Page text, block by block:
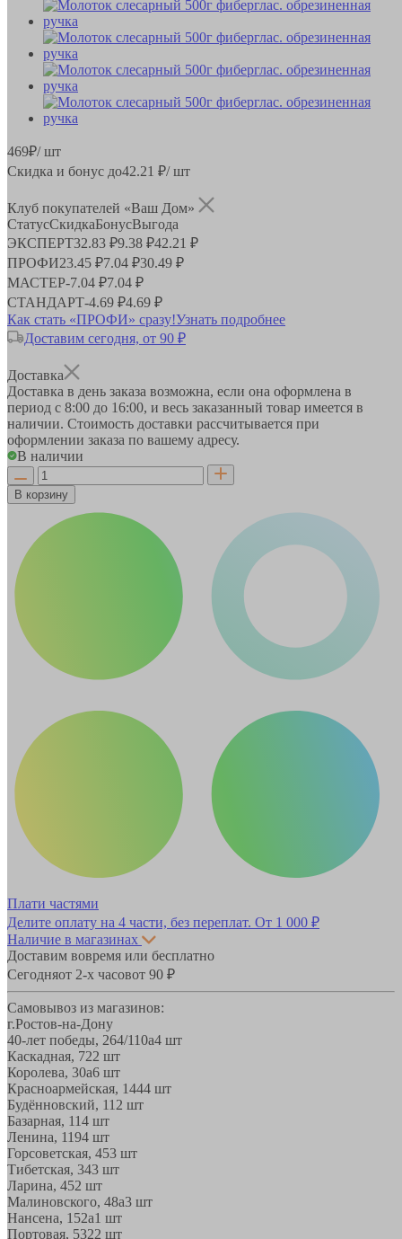
469₽/ шт
Скидка и бонус до42.21 ₽/ шт
Клуб покупателей «Ваш Дом»
СтатусСкидкаБонусВыгода
ЭКСПЕРТ32.83 ₽9.38 ₽42.21 ₽
ПРОФИ23.45 ₽7.04 ₽30.49 ₽
МАСТЕР-7.04 ₽7.04 ₽
СТАНДАРТ-4.69 ₽4.69 ₽
Как стать «ПРОФИ» сразу!Узнать подробнее
Доставим сегодня, от 90 ₽
Доставка
Доставка в день заказа возможна, если она оформлена в
период с 8:00 до 16:00, и весь заказанный товар имеется в
наличии. Стоимость доставки рассчитывается при
оформлении заказа по вашему адресу.
В наличии
В корзину
Плати частями
Делите оплату на 4 части, без переплат. От 1 000 ₽
Наличие в магазинах
Доставим вовремя или бесплатно
Сегодняот 2-х часовот 90 ₽
Самовывоз из магазинов:
г.Ростов-на-Дону
40-лет победы, 264/110а4 шт
Каскадная, 722 шт
Королева, 30а6 шт
Красноармейская, 1444 шт
Будённовский, 11 2 шт
Базарная, 114 шт
Ленина, 1194 шт
Горсоветская, 453 шт
Тибетская, 343 шт
Ларина, 452 шт
Малиновского, 48а3 шт
Нансена, 152а1 шт
Портовая, 5322 шт